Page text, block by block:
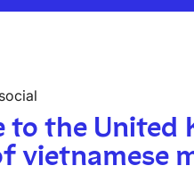
to the United
vietnamese